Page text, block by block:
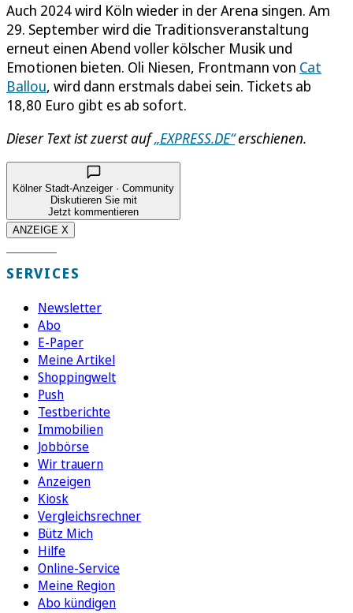
Auch 2024 wird Köln wieder in der Arena singen. Am
29. September wird die Traditionsveranstaltung
erneut einen Abend voller kölscher Musik und
Emotionen bieten. Oli Niesen, Frontmann von Cat
Ballou, wird dann erstmals dabei sein. Tickets ab
18,80 Euro gibt es ab sofort.
Dieser Text ist zuerst auf„EXPRESS.DE“erschienen.
Kölner Stadt-Anzeiger · Community
Diskutieren Sie mit
Jetzt kommentieren
ANZEIGE X
SERVICES
Newsletter
Abo
E-Paper
Meine Artikel
Shoppingwelt
Push
Testberichte
Immobilien
Jobbörse
Wir trauern
Anzeigen
Kiosk
Vergleichsrechner
Bütz Mich
Hilfe
Online-Service
Meine Region
Abo kündigen